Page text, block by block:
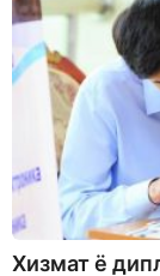
Хизмат ё